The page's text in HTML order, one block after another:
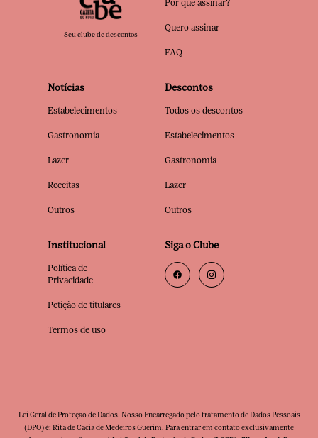
Seu clube de descontos
Por que assinar?
Quero assinar
FAQ
Notícias
Estabelecimentos
Gastronomia
Lazer
Receitas
Outros
Descontos
Todos os descontos
Estabelecimentos
Gastronomia
Lazer
Outros
Institucional
Política de
Privacidade
Petição de titulares
Termos de uso
Siga o Clube
Lei Geral de Proteção de Dados. Nosso Encarregado pelo tratamento de Dados Pessoais
(DPO) é: Rita de Cacia de Medeiros Guerim. Para entrar em contato exclusivamente